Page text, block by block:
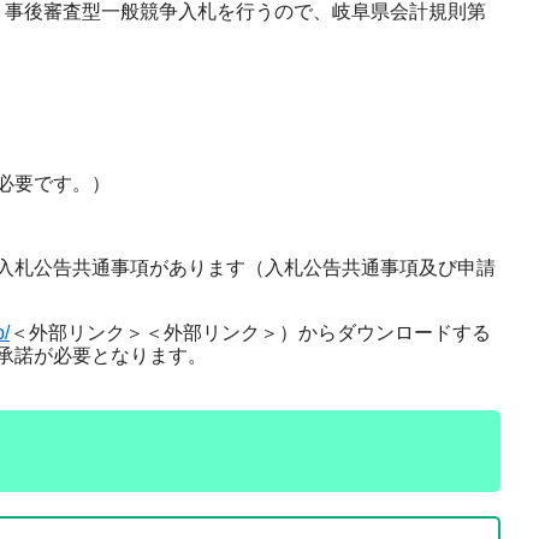
後審査型一般競争入札を行うので、岐阜県会計規則第
要です。）
公告共通事項があります（入札公告共通事項及び申請
＜外部リンク＞ ＜外部リンク＞）からダウンロードする
が必要となります。